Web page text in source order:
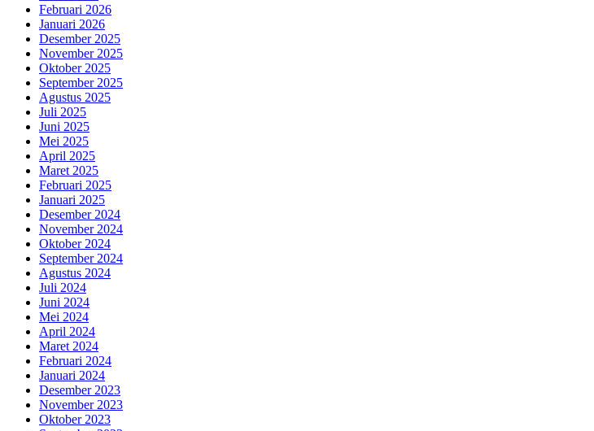
Februari 2026
Januari 2026
Desember 2025
November 2025
Oktober 2025
September 2025
Agustus 2025
Juli 2025
Juni 2025
Mei 2025
April 2025
Maret 2025
Februari 2025
Januari 2025
Desember 2024
November 2024
Oktober 2024
September 2024
Agustus 2024
Juli 2024
Juni 2024
Mei 2024
April 2024
Maret 2024
Februari 2024
Januari 2024
Desember 2023
November 2023
Oktober 2023